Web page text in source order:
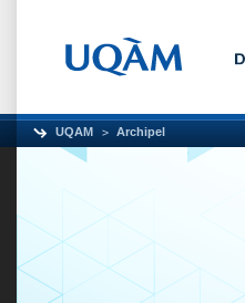
UQAM Archipel